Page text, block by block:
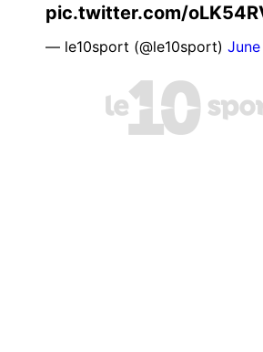
pic.twitter.com/
— le10sport (@le10sport)